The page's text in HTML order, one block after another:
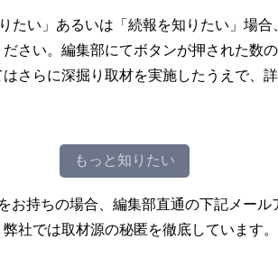
たい」あるいは「続報を知りたい」場合
さい。編集部にてボタンが押された数の
さらに深掘り取材を実施したうえで、
もっと知りたい
お持ちの場合、編集部直通の下記メール
社では取材源の秘匿を徹底しています。